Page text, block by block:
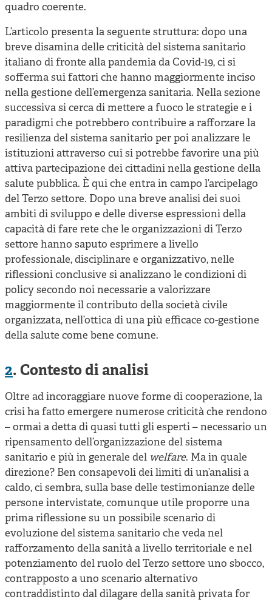
quadro coerente.
L’articolo presenta la seguente struttura: dopo una
breve disamina delle criticità del sistema sanitario
italiano di fronte alla pandemia da Covid-19, ci si
sofferma sui fattori che hanno maggiormente inciso
nella gestione dell’emergenza sanitaria. Nella sezione
successiva si cerca di mettere a fuoco le strategie e i
paradigmi che potrebbero contribuire a rafforzare la
resilienza del sistema sanitario per poi analizzare le
istituzioni attraverso cui si potrebbe favorire una più
attiva partecipazione dei cittadini nella gestione della
salute pubblica. È qui che entra in campo l’arcipelago
del Terzo settore. Dopo una breve analisi dei suoi
ambiti di sviluppo e delle diverse espressioni della
capacità di fare rete che le organizzazioni di Terzo
settore hanno saputo esprimere a livello
professionale, disciplinare e organizzativo, nelle
riflessioni conclusive si analizzano le condizioni di
policy secondo noi necessarie a valorizzare
maggiormente il contributo della società civile
organizzata, nell’ottica di una più efficace co-gestione
della salute come bene comune.
2. Contesto di analisi
Oltre ad incoraggiare nuove forme di cooperazione, la
crisi ha fatto emergere numerose criticità che rendono
– ormai a detta di quasi tutti gli esperti – necessario un
ripensamento dell’organizzazione del sistema
sanitario e più in generale del welfare. Ma in quale
direzione? Ben consapevoli dei limiti di un’analisi a
caldo, ci sembra, sulla base delle testimonianze delle
persone intervistate, comunque utile proporre una
prima riflessione su un possibile scenario di
evoluzione del sistema sanitario che veda nel
rafforzamento della sanità a livello territoriale e nel
potenziamento del ruolo del Terzo settore uno sbocco,
contrapposto a uno scenario alternativo
contraddistinto dal dilagare della sanità privata for